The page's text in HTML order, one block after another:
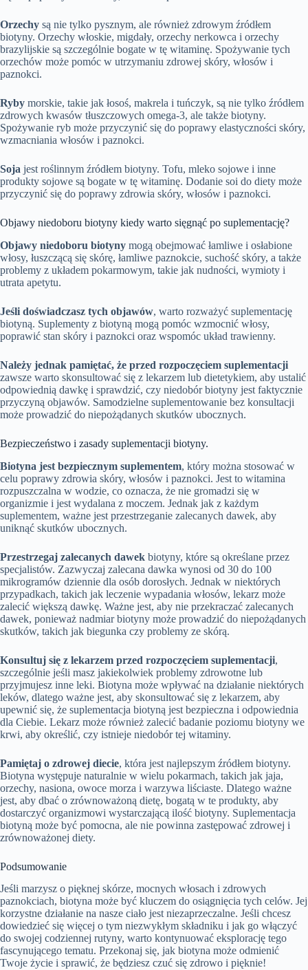
Orzechy są nie tylko pysznym, ale również zdrowym źródłem
biotyny. Orzechy włoskie, migdały, orzechy nerkowca i orzechy
brazylijskie są szczególnie bogate w tę witaminę. Spożywanie tych
orzechów może pomóc w utrzymaniu zdrowej skóry, włosów i
paznokci.
Ryby morskie, takie jak łosoś, makrela i tuńczyk, są nie tylko źródłem
zdrowych kwasów tłuszczowych omega-3, ale także biotyny.
Spożywanie ryb może przyczynić się do poprawy elastyczności skóry,
wzmacniania włosów i paznokci.
Soja jest roślinnym źródłem biotyny. Tofu, mleko sojowe i inne
produkty sojowe są bogate w tę witaminę. Dodanie soi do diety może
przyczynić się do poprawy zdrowia skóry, włosów i paznokci.
Objawy niedoboru biotyny kiedy warto sięgnąć po suplementację?
Objawy niedoboru biotyny mogą obejmować łamliwe i osłabione
włosy, łuszczącą się skórę, łamliwe paznokcie, suchość skóry, a także
problemy z układem pokarmowym, takie jak nudności, wymioty i
utrata apetytu.
Jeśli doświadczasz tych objawów, warto rozważyć suplementację
biotyną. Suplementy z biotyną mogą pomóc wzmocnić włosy,
poprawić stan skóry i paznokci oraz wspomóc układ trawienny.
Należy jednak pamiętać, że przed rozpoczęciem suplementacji
zawsze warto skonsultować się z lekarzem lub dietetykiem, aby ustalić
odpowiednią dawkę i sprawdzić, czy niedobór biotyny jest faktycznie
przyczyną objawów. Samodzielne suplementowanie bez konsultacji
może prowadzić do niepożądanych skutków ubocznych.
Bezpieczeństwo i zasady suplementacji biotyny.
Biotyna jest bezpiecznym suplementem, który można stosować w
celu poprawy zdrowia skóry, włosów i paznokci. Jest to witamina
rozpuszczalna w wodzie, co oznacza, że nie gromadzi się w
organizmie i jest wydalana z moczem. Jednak jak z każdym
suplementem, ważne jest przestrzeganie zalecanych dawek, aby
uniknąć skutków ubocznych.
Przestrzegaj zalecanych dawek biotyny, które są określane przez
specjalistów. Zazwyczaj zalecana dawka wynosi od 30 do 100
mikrogramów dziennie dla osób dorosłych. Jednak w niektórych
przypadkach, takich jak leczenie wypadania włosów, lekarz może
zalecić większą dawkę. Ważne jest, aby nie przekraczać zalecanych
dawek, ponieważ nadmiar biotyny może prowadzić do niepożądanych
skutków, takich jak biegunka czy problemy ze skórą.
Konsultuj się z lekarzem przed rozpoczęciem suplementacji,
szczególnie jeśli masz jakiekolwiek problemy zdrowotne lub
przyjmujesz inne leki. Biotyna może wpływać na działanie niektórych
leków, dlatego ważne jest, aby skonsultować się z lekarzem, aby
upewnić się, że suplementacja biotyną jest bezpieczna i odpowiednia
dla Ciebie. Lekarz może również zalecić badanie poziomu biotyny we
krwi, aby określić, czy istnieje niedobór tej witaminy.
Pamiętaj o zdrowej diecie, która jest najlepszym źródłem biotyny.
Biotyna występuje naturalnie w wielu pokarmach, takich jak jaja,
orzechy, nasiona, owoce morza i warzywa liściaste. Dlatego ważne
jest, aby dbać o zrównoważoną dietę, bogatą w te produkty, aby
dostarczyć organizmowi wystarczającą ilość biotyny. Suplementacja
biotyną może być pomocna, ale nie powinna zastępować zdrowej i
zrównoważonej diety.
Podsumowanie
Jeśli marzysz o pięknej skórze, mocnych włosach i zdrowych
paznokciach, biotyna może być kluczem do osiągnięcia tych celów. Jej
korzystne działanie na nasze ciało jest niezaprzeczalne. Jeśli chcesz
dowiedzieć się więcej o tym niezwykłym składniku i jak go włączyć
do swojej codziennej rutyny, warto kontynuować eksplorację tego
fascynującego tematu. Przekonaj się, jak biotyna może odmienić
Twoje życie i sprawić, że będziesz czuć się zdrowo i pięknie!